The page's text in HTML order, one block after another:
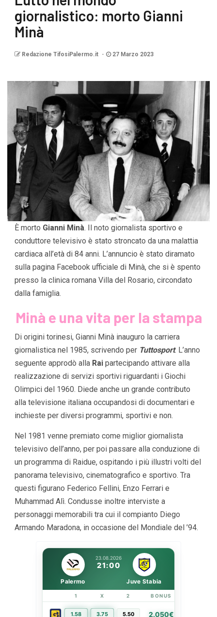
giornalistico: morto Gianni
Minà
Redazione TifosiPalermo.it 27 Marzo 2023
È morto Gianni Minà. Il noto giornalista sportivo e
conduttore televisivo è stato stroncato da una malattia
cardiaca all’età di 84 anni. L’annuncio è stato diramato
sulla pagina Facebook ufficiale di Minà, che si è spento
presso la clinica romana Villa del Rosario, circondato
dalla famiglia.
Minà e una vita per la stampa
Di origini torinesi, Gianni Minà inauguro la carriera
giornalistica nel 1985, scrivendo per Tuttosport. L’anno
seguente approdò alla Rai partecipando attivare alla
realizzazione di servizi sportivi riguardanti i Giochi
Olimpici del 1960. Diede anche un grande contributo
alla televisione italiana occupandosi di documentari e
inchieste per diversi programmi, sportivi e non.
Nel 1981 venne premiato come miglior giornalista
televisivo dell’anno, per poi passare alla conduzione di
un programma di Raidue, ospitando i più illustri volti del
panorama televisivo, cinematografico e sportivo. Tra
questi figurano Federico Fellini, Enzo Ferrari e
Muhammad Alì. Condusse inoltre interviste a
personaggi memorabili tra cui il compianto Diego
Armando Maradona, in occasione del Mondiale del ’94.
23.08.2026
21:00
Palermo Juve Stabia
1 X 2 BONUS
1.58 3.75 5.50 2.050€